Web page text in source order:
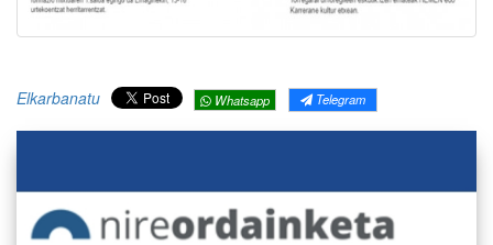
Elkarbanatu Whatsapp Telegram